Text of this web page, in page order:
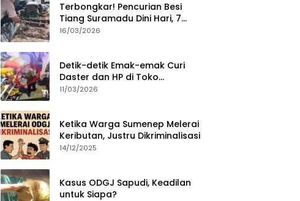
Terbongkar! Pencurian Besi
Tiang Suramadu Dini Hari, 7
ABK Ditangkap Polisi
16/03/2026
Detik-detik Emak-emak Curi
Daster dan HP di Toko
Sumenep, Aksi Terekam CCTV
11/03/2026
Ketika Warga Sumenep Melerai
Keributan, Justru Dikriminalisasi
14/12/2025
Kasus ODGJ Sapudi, Keadilan
untuk Siapa?